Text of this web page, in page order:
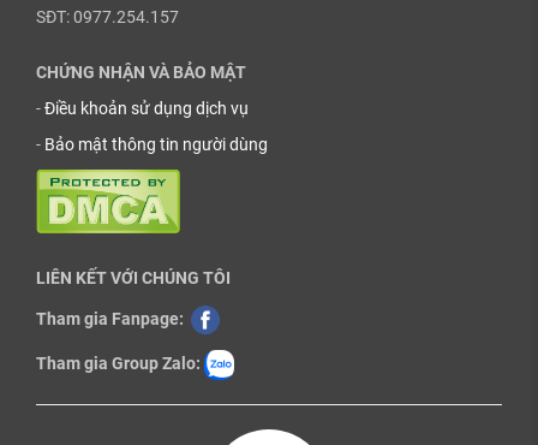
SĐT: 0977.254.157
CHỨNG NHẬN VÀ BẢO MẬT
-Điều khoản sử dụng dịch vụ
- Bảo mật thông tin người dùng
LIÊN KẾT VỚI CHÚNG TÔI
Tham gia Fanpage:
Tham gia Group Zalo: